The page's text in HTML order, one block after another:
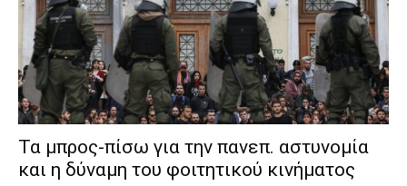
Τα μπρος-πίσω για την πανεπ. αστυνομία
και η δύναμη του φοιτητικού κινήματος